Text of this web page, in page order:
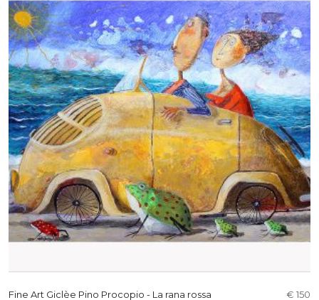
Fine Art Giclèe Pino Procopio - La rana rossa € 150